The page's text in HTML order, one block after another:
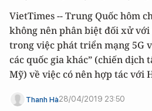
VietTimes -- Trung Quốc hôm
không nên phân biệt đối xử với
trong việc phát triển mạng 5G
các quốc gia khác” (chiến dịch
Mỹ) về việc có nên hợp tác với
Thanh Hà28/04/2019 23:50